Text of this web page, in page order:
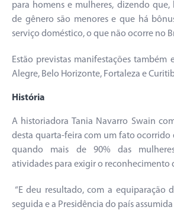
para homens e mulheres, dizendo que,
de gênero são menores e que há
serviço doméstico, o que não ocorre no
Estão previstas manifestações também
Alegre, Belo Horizonte, Fortaleza e
História
A historiadora Tania Navarro Swain
desta quarta-feira com um fato ocorrido
quando mais de 90% das
atividades para exigir o reconhecimento
“E deu resultado, com a equiparação
seguida e a Presidência do país